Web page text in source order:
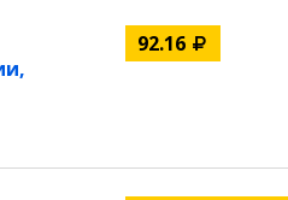
92.16